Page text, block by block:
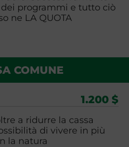
programmi e tutto ciò
ne LA QUOTA
COMUNE
1.200 $
a ridurre la cassa
di vivere in più
la natura